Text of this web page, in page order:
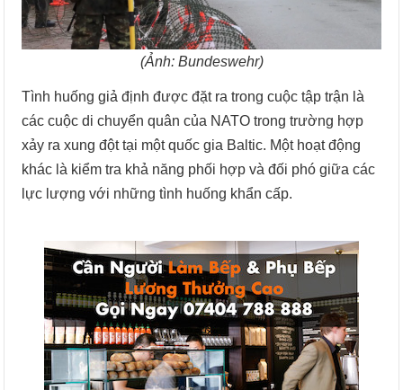
(Ảnh: Bundeswehr)
Tình huống giả định được đặt ra trong cuộc tập trận là
các cuộc di chuyển quân của NATO trong trường hợp
xảy ra xung đột tại một quốc gia Baltic. Một hoạt động
khác là kiểm tra khả năng phối hợp và đối phó giữa các
lực lượng với những tình huống khẩn cấp.